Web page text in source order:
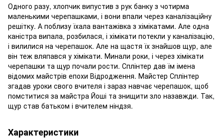
Одного разу, хлопчик випустив з рук банку з чотирма
маленькими черепашками, і вони впали через каналізаційну
решітку. А поблизу їхала вантажівка з хімікатами. Але одна
каністра випала, розбилася, і хімікати потекли у каналізацію,
і вилилися на черепашок. Але на щастя їх знайшов щур, але
він теж вляпався у хімікати. Минали роки, і через хімікати
черепашки та щур почали рости. Сплінтер дав їм імена
відомих майстрів епохи Відродження. Майстер Сплінтер
згадав уроки свого вчителя і зараз навчає черепашок, щоб
помститися за майстра Йоші та знищити зло назавжди. Так,
щур став батьком і вчителем ніндзя.
Характеристики